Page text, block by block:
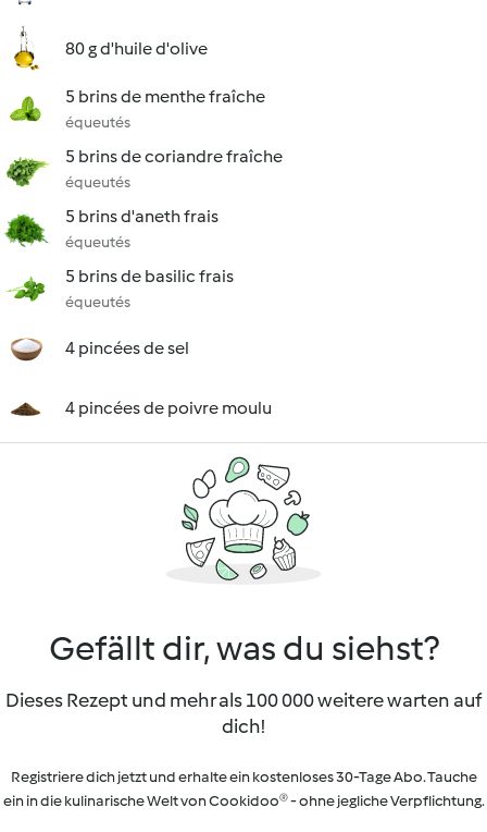
80 g d'huile d'olive
5 brins de menthe fraîche
équeutés
5 brins de coriandre fraîche
équeutés
5 brins d'aneth frais
équeutés
5 brins de basilic frais
équeutés
4 pincées de sel
4 pincées de poivre moulu
Gefällt dir, was du siehst?
Dieses Rezept und mehr als 100 000 weitere warten auf
dich!
Registriere dich jetzt und erhalte ein kostenloses 30-Tage Abo. Tauche
ein in die kulinarische Welt von Cookidoo® - ohne jegliche Verpflichtung.